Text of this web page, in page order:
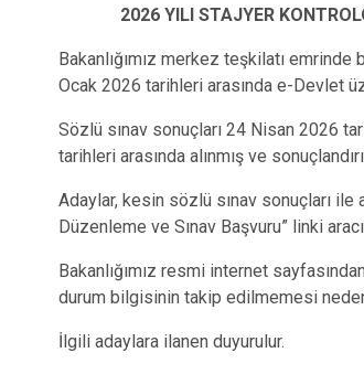
2026 YILI STAJYER
Bakanlığımız merkez teşkilatı emrinde
Ocak 2026 tarihleri arasında e-Devlet
Sözlü sınav sonuçları 24 Nisan 2026
tarihleri arasında alınmış ve
Adaylar, kesin sözlü sınav sonuçları
Düzenleme ve Sınav Başvuru” linki
Bakanlığımız resmi internet
durum bilgisinin takip edilmemesi
İlgili adaylara ilanen duyurulur.